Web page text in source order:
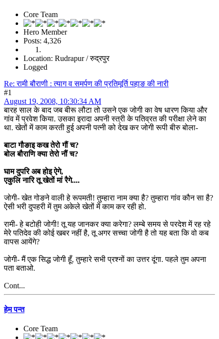
Core Team
Hero Member
Posts: 4,326
Location: Rudrapur / रुद्रपुर
Logged
Re: रामी बौराणी : त्याग व समर्पण की प्रतिमूर्ति पहाङ की नारी
#1
August 19, 2008, 10:30:34 AM
बारह साल के बाद जब बीरू लौटा तो उसने एक जोगी का वेष धारण किया और
गांव में प्रवेश किया. उसका इरादा अपनी स्त्री के पतिव्रत की परीक्षा लेने का
था. खेतों में काम करती हुई अपनी पत्नी को देख कर जोगी रूपी बीरु बोला-
बाटा गौङाइ कख तेरो गौं च?
बोल बौराणि क्या तेरो नौं च?
घाम दुपरि अब होइ ऐगे,
एकुलि नारि तू खेतों मां रैगे....
जोगी- खेत गोङने वाली हे रूपमती! तुम्हारा नाम क्या है? तुम्हारा गांव कौन सा है?
ऐसी भरी दुपहरी में तुम अकेले खेतों में काम कर रही हो.
रामी- हे बटोही जोगी! तू यह जानकर क्या करेगा? लम्बे समय से परदेश में रह रहे
मेरे पतिदेव की कोई खबर नहीं है, तू अगर सच्चा जोगी है तो यह बता कि वो कब
वापस आयेंगे?
जोगी- मैं एक सिद्ध जोगी हूँ, तुम्हारे सभी प्रश्नों का उत्तर दूंगा. पहले तुम अपना
पता बताओ.
Cont...
हेम पन्त
Core Team